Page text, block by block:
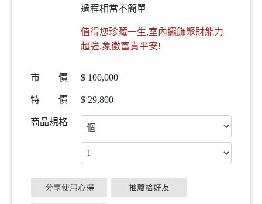
過程相當不簡單
值得您珍藏一生,室內擺飾聚財能力
超強,象徵富貴平安!
市 價 $ 100,000
特 價 $ 29,800
商品規格